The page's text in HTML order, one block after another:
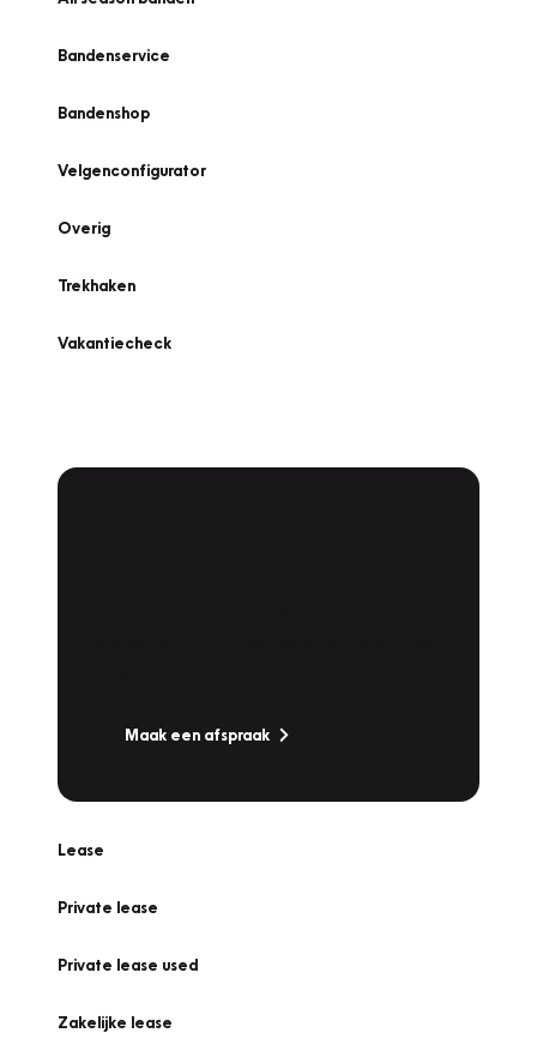
Bandenservice
Bandenshop
Velgenconfigurator
Overig
Trekhaken
Vakantiecheck
Maak een afspraak
Lease
Private lease
Private lease used
Zakelijke lease